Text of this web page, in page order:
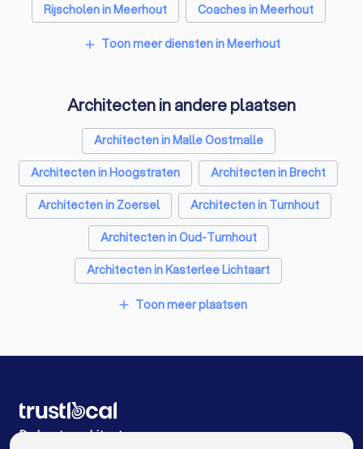
Rijscholen in Meerhout
Coaches in Meerhout
Psychologen in Meerhout
Reisbureaus in Meerhout
Personal trainers in Meerhout
add Toon meer diensten in Meerhout
Architecten in andere plaatsen
Architecten in Malle Oostmalle
Architecten in Hoogstraten
Architecten in Brecht
Architecten in Zoersel
Architecten in Turnhout
Architecten in Oud-Turnhout
Architecten in Kasterlee Lichtaart
Architecten in Grobbendonk
Architecten in Schilde
Architecten in Leuven
Architecten in Mechelen
Architecten in Kortrijk
add Toon meer plaatsen
De beste architecten voor u